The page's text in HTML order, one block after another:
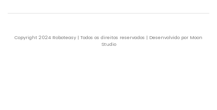
Copyright 2024 Roboteasy | Todos os direitos reservados | Desenvolvido por Moon
Studio